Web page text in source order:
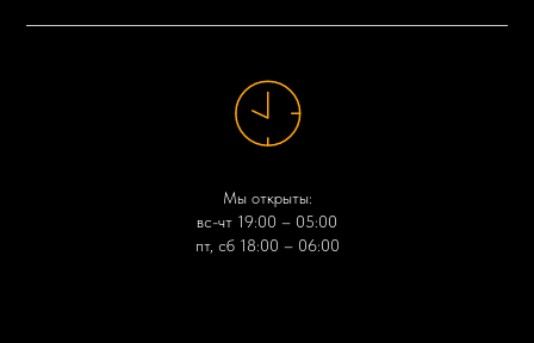
Мы открыты:
вс-чт 19:00 – 05:00
пт, сб 18:00 – 06:00